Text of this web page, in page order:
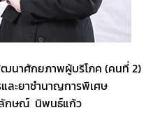
รกองพัฒนาศักยภาพผู้บริโภค (คนที่ 2)
าหารและยาชำนาญการพิเศษ
ฬาลักษณ์  นิพนธ์แก้ว